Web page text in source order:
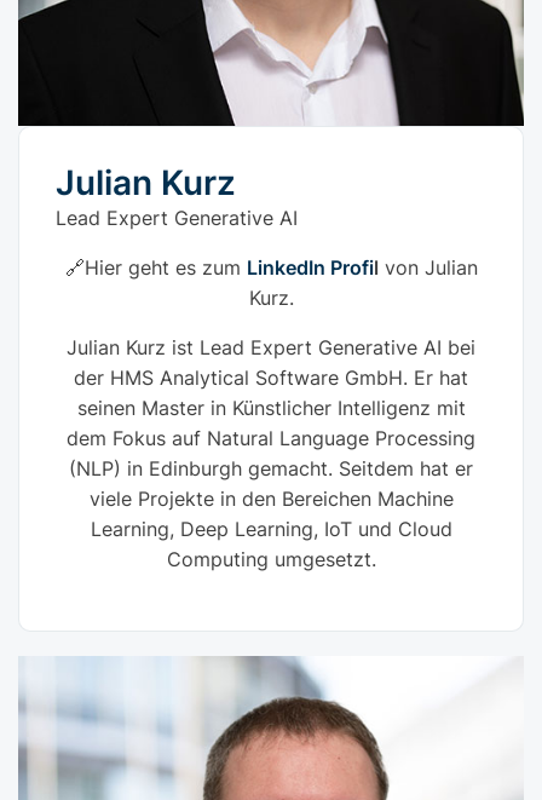
Julian Kurz
Lead Expert Generative AI
🔗Hier geht es zum LinkedIn Profil von Julian
Kurz.
Julian Kurz ist Lead Expert Generative AI bei
der HMS Analytical Software GmbH. Er hat
seinen Master in Künstlicher Intelligenz mit
dem Fokus auf Natural Language Processing
(NLP) in Edinburgh gemacht. Seitdem hat er
viele Projekte in den Bereichen Machine
Learning, Deep Learning, IoT und Cloud
Computing umgesetzt.